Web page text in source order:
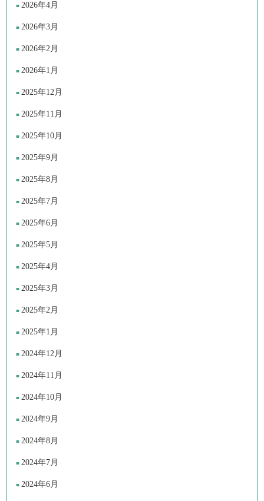
2026年4月
2026年3月
2026年2月
2026年1月
2025年12月
2025年11月
2025年10月
2025年9月
2025年8月
2025年7月
2025年6月
2025年5月
2025年4月
2025年3月
2025年2月
2025年1月
2024年12月
2024年11月
2024年10月
2024年9月
2024年8月
2024年7月
2024年6月